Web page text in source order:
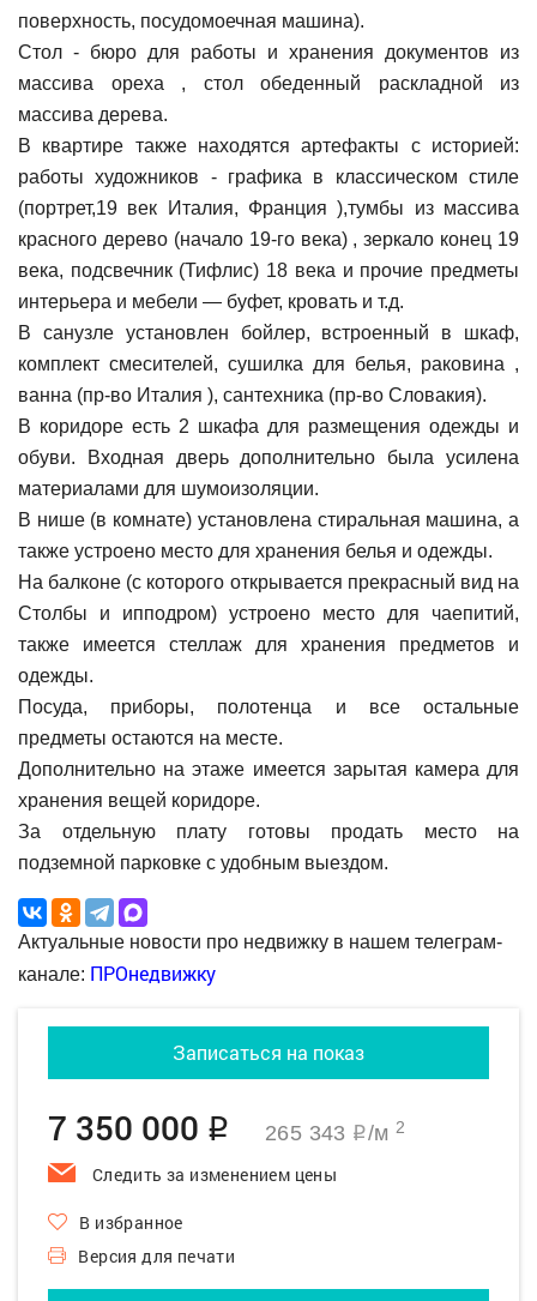
поверхность, посудомоечная машина).
Стол - бюро для работы и хранения документов из
массива ореха , стол обеденный раскладной из
массива дерева.
В квартире также находятся артефакты с историей:
работы художников - графика в классическом стиле
(портрет,19 век Италия, Франция ),тумбы из массива
красного дерево (начало 19-го века) , зеркало конец 19
века, подсвечник (Тифлис) 18 века и прочие предметы
интерьера и мебели — буфет, кровать и т.д.
В санузле установлен бойлер, встроенный в шкаф,
комплект смесителей, сушилка для белья, раковина ,
ванна (пр-во Италия ), сантехника (пр-во Словакия).
В коридоре есть 2 шкафа для размещения одежды и
обуви. Входная дверь дополнительно была усилена
материалами для шумоизоляции.
В нише (в комнате) установлена стиральная машина, а
также устроено место для хранения белья и одежды.
На балконе (с которого открывается прекрасный вид на
Столбы и ипподром) устроено место для чаепитий,
также имеется стеллаж для хранения предметов и
одежды.
Посуда, приборы, полотенца и все остальные
предметы остаются на месте.
Дополнительно на этаже имеется зарытая камера для
хранения вещей коридоре.
За отдельную плату готовы продать место на
подземной парковке с удобным выездом.
Актуальные новости про недвижку в нашем телеграм-
канале: ПРОнедвижку
Записаться на показ
7 350 000 q 265 343 q/м 2
Следить за изменением цены
В избранное
Версия для печати